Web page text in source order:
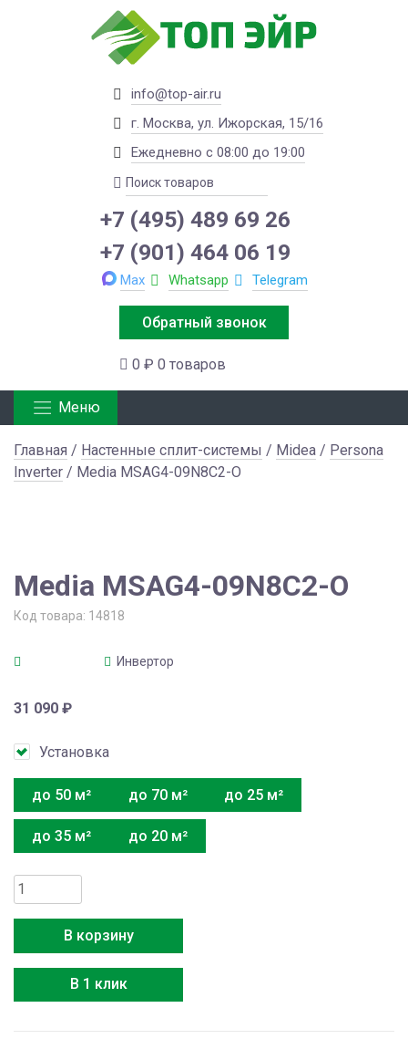
info@top-air.ru
г. Москва, ул. Ижорская, 15/16
Ежедневно с 08:00 до 19:00
+7 (495) 489 69 26
+7 (901) 464 06 19
Max Whatsapp Telegram
Обратный звонок
0 ₽ 0 товаров
Меню
Главная / Настенные сплит-системы / Midea / Persona
Inverter / Media MSAG4-09N8C2-O
Media MSAG4-09N8C2-O
Код товара: 14818
Инвертор
31 090 ₽
Установка
до 50 м² до 70 м² до 25 м²
до 35 м² до 20 м²
Количество
товара
MSAG4-
09N8C2-
В корзину
В 1 клик